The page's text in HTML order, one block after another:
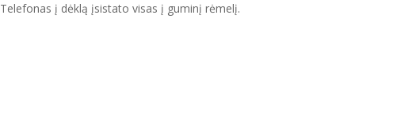
Telefonas į dėklą įsistato visas į guminį rėmelį.